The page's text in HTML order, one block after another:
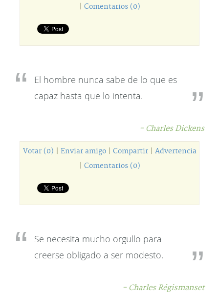
Comentarios (0)
El hombre nunca sabe de lo que es
capaz hasta que lo intenta.
- Charles Dickens
Votar (0) Enviar amigo| Compartir| Advertencia
Comentarios (0)
Se necesita mucho orgullo para
creerse obligado a ser modesto.
- Charles Régismanset